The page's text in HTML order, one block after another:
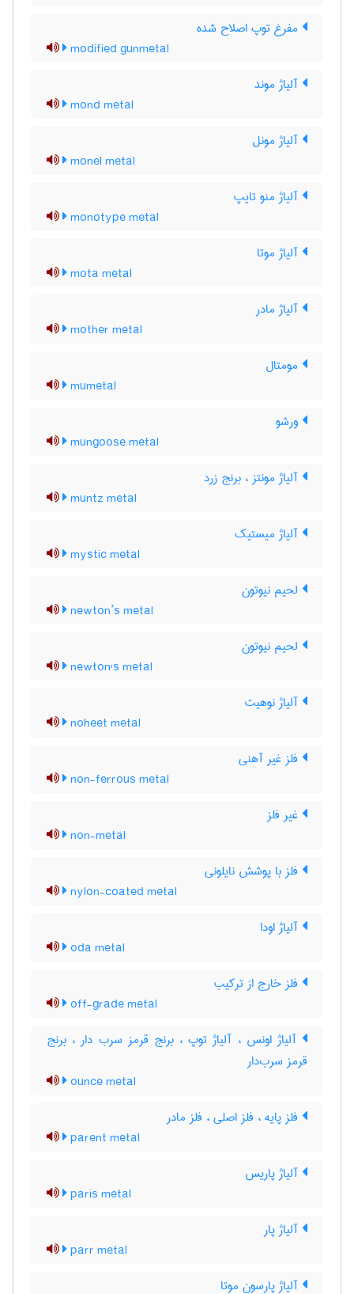
مفرغ توپ اصلاح شده
modified gunmetal
آلیاژ موند
mond metal
آلیاژ مونل
monel metal
آلیاژ منو تایپ
monotype metal
آلیاژ موتا
mota metal
آلیاژ مادر
mother metal
مومتال
mumetal
ورشو
mungoose metal
آلیاژ مونتز ، برنج زرد
muntz metal
آلیاژ میستیک
mystic metal
لحیم نیوتون
newton’s metal
لحیم نیوتون
newton's metal
آلیاژ نوهیت
noheet metal
فلز غیر آهنی
non-ferrous metal
غیر فلز
non-metal
فلز با پوشش نایلونی
nylon-coated metal
آلیاژ اودا
oda metal
فلز خارج از ترکیب
off-grade metal
آلیاژ اونس ، آلیاژ توپ ، برنج قرمز سرب دار ، برنج
قرمز سرب‌دار
ounce metal
فلز پایه ، فلز اصلی ، فلز مادر
parent metal
آلیاژ پاریس
paris metal
آلیاژ پار
parr metal
آلیاژ پارسون موتا